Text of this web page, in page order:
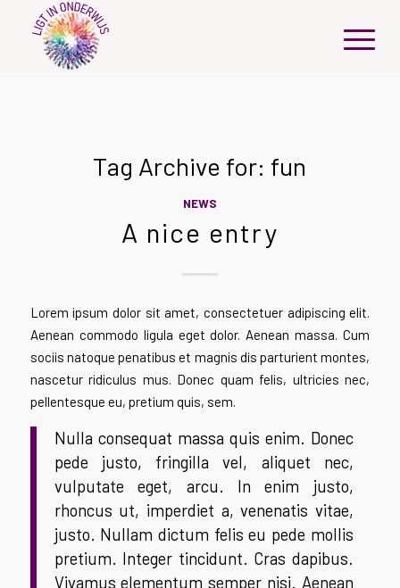
Tag Archive for: fun
NEWS
A nice entry
Lorem ipsum dolor sit amet, consectetuer adipiscing elit.
Aenean commodo ligula eget dolor. Aenean massa. Cum
sociis natoque penatibus et magnis dis parturient montes,
nascetur ridiculus mus. Donec quam felis, ultricies nec,
pellentesque eu, pretium quis, sem.
Nulla consequat massa quis enim. Donec
pede justo, fringilla vel, aliquet nec,
vulputate eget, arcu. In enim justo,
rhoncus ut, imperdiet a, venenatis vitae,
justo. Nullam dictum felis eu pede mollis
pretium. Integer tincidunt. Cras dapibus.
Vivamus elementum semper nisi. Aenean